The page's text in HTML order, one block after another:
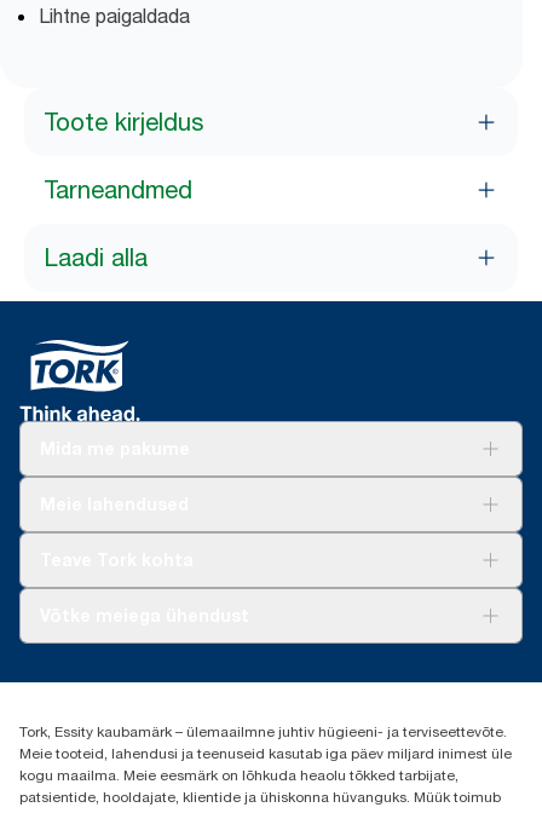
Lihtne paigaldada
Toote kirjeldus
Tarneandmed
Laadi alla
+37253322264
Leia Tork maaletooja
Essity Estonia OÜ
Reti Tee 9, Peetri alevik, Rae vald
Harju maakond
Tork, Essity kaubamärk – ülemaailmne juhtiv hügieeni- ja terviseettevõte.
Meie tooteid, lahendusi ja teenuseid kasutab iga päev miljard inimest üle
kogu maailma. Meie eesmärk on lõhkuda heaolu tõkked tarbijate,
patsientide, hooldajate, klientide ja ühiskonna hüvanguks. Müük toimub